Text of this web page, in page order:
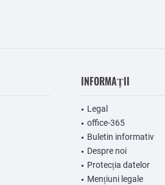
INFORMAȚII
Legal
office-365
Buletin informativ
Despre noi
Protecția datelor
Mențiuni legale